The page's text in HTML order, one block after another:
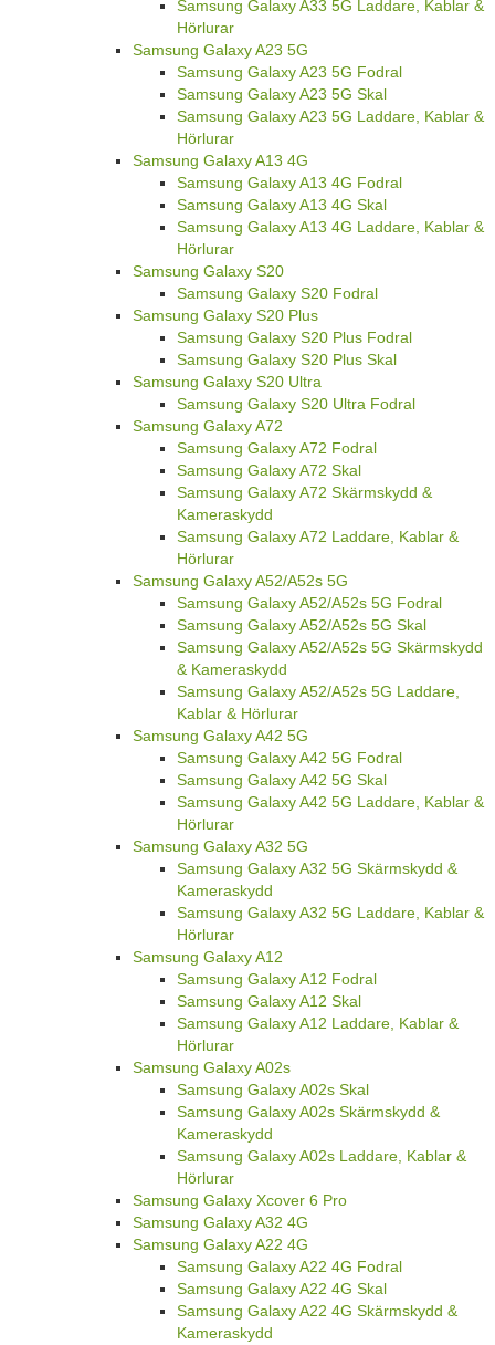
Samsung Galaxy A33 5G Laddare, Kablar &
Hörlurar
Samsung Galaxy A23 5G
Samsung Galaxy A23 5G Fodral
Samsung Galaxy A23 5G Skal
Samsung Galaxy A23 5G Laddare, Kablar &
Hörlurar
Samsung Galaxy A13 4G
Samsung Galaxy A13 4G Fodral
Samsung Galaxy A13 4G Skal
Samsung Galaxy A13 4G Laddare, Kablar &
Hörlurar
Samsung Galaxy S20
Samsung Galaxy S20 Fodral
Samsung Galaxy S20 Plus
Samsung Galaxy S20 Plus Fodral
Samsung Galaxy S20 Plus Skal
Samsung Galaxy S20 Ultra
Samsung Galaxy S20 Ultra Fodral
Samsung Galaxy A72
Samsung Galaxy A72 Fodral
Samsung Galaxy A72 Skal
Samsung Galaxy A72 Skärmskydd &
Kameraskydd
Samsung Galaxy A72 Laddare, Kablar &
Hörlurar
Samsung Galaxy A52/A52s 5G
Samsung Galaxy A52/A52s 5G Fodral
Samsung Galaxy A52/A52s 5G Skal
Samsung Galaxy A52/A52s 5G Skärmskydd
& Kameraskydd
Samsung Galaxy A52/A52s 5G Laddare,
Kablar & Hörlurar
Samsung Galaxy A42 5G
Samsung Galaxy A42 5G Fodral
Samsung Galaxy A42 5G Skal
Samsung Galaxy A42 5G Laddare, Kablar &
Hörlurar
Samsung Galaxy A32 5G
Samsung Galaxy A32 5G Skärmskydd &
Kameraskydd
Samsung Galaxy A32 5G Laddare, Kablar &
Hörlurar
Samsung Galaxy A12
Samsung Galaxy A12 Fodral
Samsung Galaxy A12 Skal
Samsung Galaxy A12 Laddare, Kablar &
Hörlurar
Samsung Galaxy A02s
Samsung Galaxy A02s Skal
Samsung Galaxy A02s Skärmskydd &
Kameraskydd
Samsung Galaxy A02s Laddare, Kablar &
Hörlurar
Samsung Galaxy Xcover 6 Pro
Samsung Galaxy A32 4G
Samsung Galaxy A22 4G
Samsung Galaxy A22 4G Fodral
Samsung Galaxy A22 4G Skal
Samsung Galaxy A22 4G Skärmskydd &
Kameraskydd